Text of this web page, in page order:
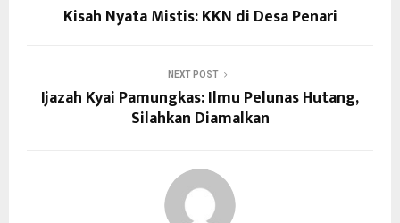
Kisah Nyata Mistis: KKN di Desa Penari
NEXT POST
Ijazah Kyai Pamungkas: Ilmu Pelunas Hutang,
Silahkan Diamalkan